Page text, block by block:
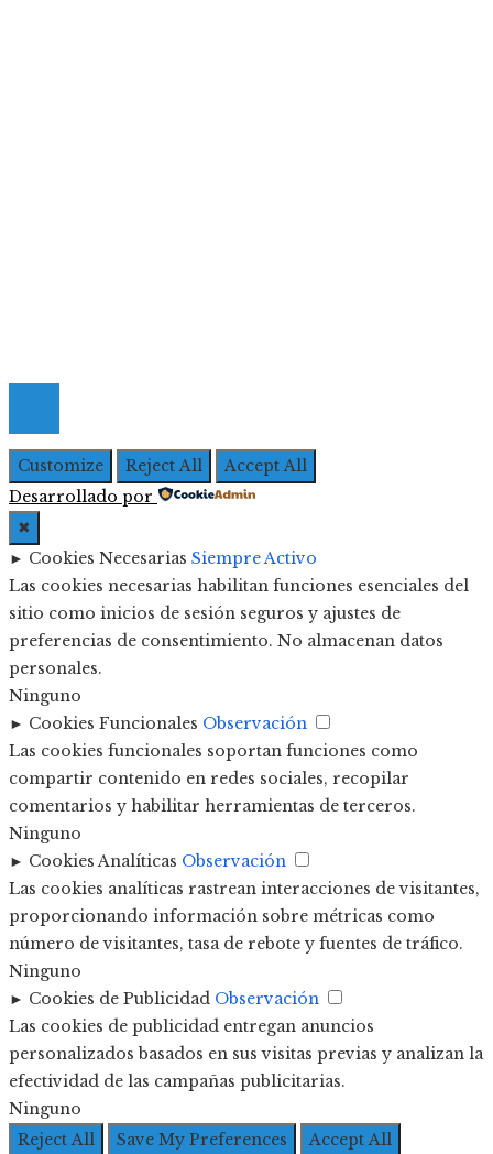
Customize Reject All
Accept All
Desarrollado por
✖
► Cookies Necesarias Siempre Activo
Las cookies necesarias habilitan funciones esenciales del
sitio como inicios de sesión seguros y ajustes de
preferencias de consentimiento. No almacenan datos
personales.
Ninguno
► Cookies Funcionales Observación
Las cookies funcionales soportan funciones como
compartir contenido en redes sociales, recopilar
comentarios y habilitar herramientas de terceros.
Ninguno
► Cookies Analíticas Observación
Las cookies analíticas rastrean interacciones de visitantes,
proporcionando información sobre métricas como
número de visitantes, tasa de rebote y fuentes de tráfico.
Ninguno
► Cookies de Publicidad Observación
Las cookies de publicidad entregan anuncios
personalizados basados en sus visitas previas y analizan la
efectividad de las campañas publicitarias.
Ninguno
Reject All
Save My Preferences
Accept All